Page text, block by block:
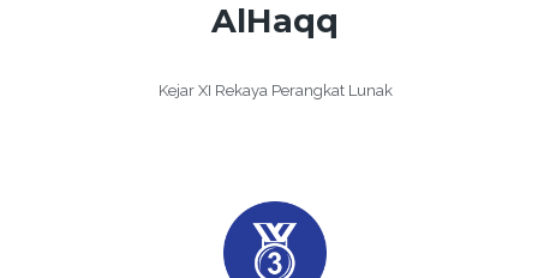
AlHaqq
Kejar XI Rekaya Perangkat Lunak